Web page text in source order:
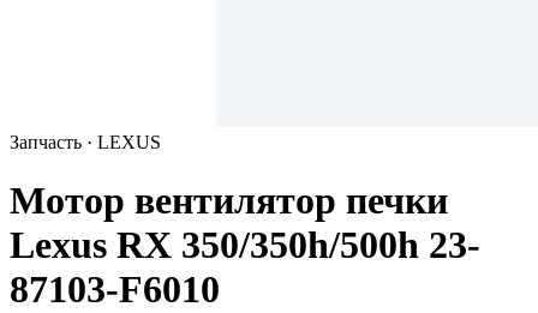
Запчасть · LEXUS
Мотор вентилятор печки
Lexus RX 350/350h/500h 23-
87103-F6010